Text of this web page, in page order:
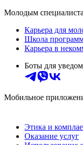
Молодым
Карьера для
Школа
Карьера в
Боты для
Мобильное
Этика и
Оказание услуг